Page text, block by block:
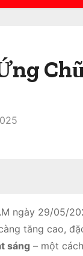
ngày 29/05/
tăng cao,
sáng – một